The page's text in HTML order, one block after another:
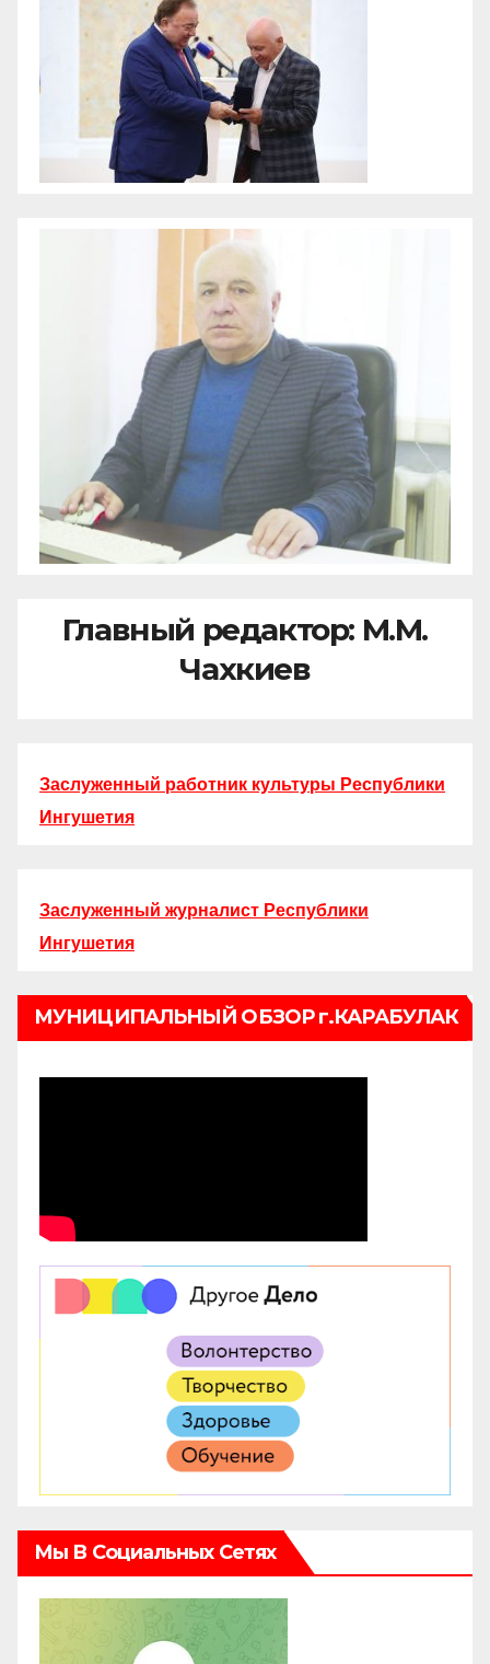
Главный редактор: М.М.
Чахкиев
Заслуженный работник культуры Республики
Ингушетия
Заслуженный журналист Республики
Ингушетия
МУНИЦИПАЛЬНЫЙ ОБЗОР г.КАРАБУЛАК
Мы В Социальных Сетях